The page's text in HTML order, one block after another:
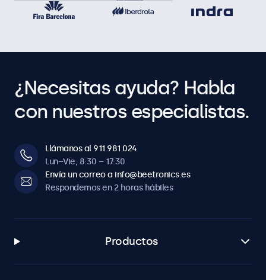
¿Necesitas ayuda? Habla
con nuestros especialistas.
Llámanos al 911 981 024
Lun–Vie, 8:30 – 17:30
Envía un correo a info@beetronics.es
Respondemos en 2 horas hábiles
Productos